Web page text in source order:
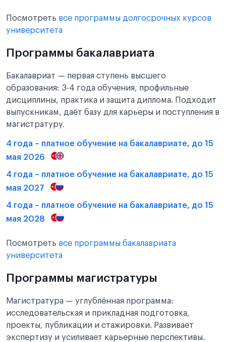
Посмотреть все программы долгосрочных курсов
университета
Программы бакалавриата
Бакалавриат — первая ступень высшего
образования: 3-4 года обучения, профильные
дисциплины, практика и защита диплома. Подходит
выпускникам, даёт базу для карьеры и поступления в
магистратуру.
4 года – платное обучение на бакалавриате, до 15
мая 2026
4 года – платное обучение на бакалавриате, до 15
мая 2027
4 года – платное обучение на бакалавриате, до 15
мая 2028
Посмотреть все программы бакалавриата
университета
Программы магистратуры
Магистратура — углублённая программа:
исследовательская и прикладная подготовка,
проекты, публикации и стажировки. Развивает
экспертизу и усиливает карьерные перспективы.